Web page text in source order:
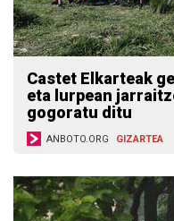
Castet Elkarteak
eta lurpean
gogoratu ditu
ANBOTO.ORG GIZARTEA